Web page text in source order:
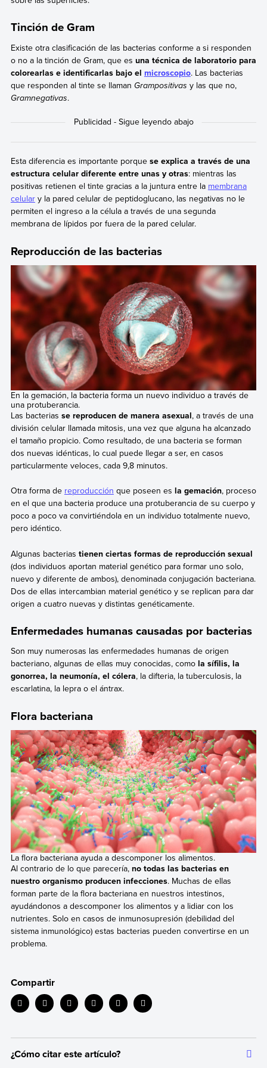
Tinción de Gram
Existe otra clasificación de las bacterias conforme a si responden
o no a la tinción de Gram, que es una técnica de laboratorio para
colorearlas e identificarlas bajo el microscopio. Las bacterias
que responden al tinte se llaman Grampositivas y las que no,
Gramnegativas.
Esta diferencia es importante porque se explica a través de una
estructura celular diferente entre unas y otras: mientras las
positivas retienen el tinte gracias a la juntura entre la membrana
celulary la pared celular de peptidoglucano, las negativas no le
permiten el ingreso a la célula a través de una segunda
membrana de lípidos por fuera de la pared celular.
Reproducción de las bacterias
En la gemación, la bacteria forma un nuevo individuo a través de
una protuberancia.
Las bacterias se reproducen de manera asexual, a través de una
división celular llamada mitosis, una vez que alguna ha alcanzado
el tamaño propicio. Como resultado, de una bacteria se forman
dos nuevas idénticas, lo cual puede llegar a ser, en casos
particularmente veloces, cada 9,8 minutos.
Otra forma de reproducción que poseen es la gemación, proceso
en el que una bacteria produce una protuberancia de su cuerpo y
poco a poco va convirtiéndola en un individuo totalmente nuevo,
pero idéntico.
Algunas bacterias tienen ciertas formas de reproducción sexual
(dos individuos aportan material genético para formar uno solo,
nuevo y diferente de ambos), denominada conjugación bacteriana.
Dos de ellas intercambian material genético y se replican para dar
origen a cuatro nuevas y distintas genéticamente.
Enfermedades humanas causadas por bacterias
Son muy numerosas las enfermedades humanas de origen
bacteriano, algunas de ellas muy conocidas, como la sífilis, la
gonorrea, la neumonía, el cólera, la difteria, la tuberculosis, la
escarlatina, la lepra o el ántrax.
Flora bacteriana
La flora bacteriana ayuda a descomponer los alimentos.
Al contrario de lo que parecería, no todas las bacterias en
nuestro organismo producen infecciones. Muchas de ellas
forman parte de la flora bacteriana en nuestros intestinos,
ayudándonos a descomponer los alimentos y a lidiar con los
nutrientes. Solo en casos de inmunosupresión (debilidad del
sistema inmunológico) estas bacterias pueden convertirse en un
problema.
Compartir
¿Cómo citar este artículo?